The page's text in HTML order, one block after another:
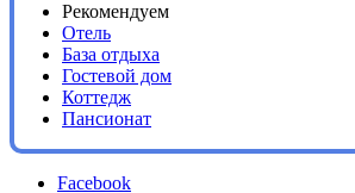
Рекомендуем
Отель
База отдыха
Гостевой дом
Коттедж
Пансионат
Facebook